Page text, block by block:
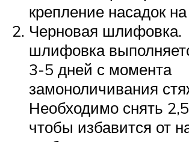
крепление насадок на
Черновая шлифовка.
шлифовка
3-5 дней с момента
замоноличивания
Необходимо снять
чтобы избавится от